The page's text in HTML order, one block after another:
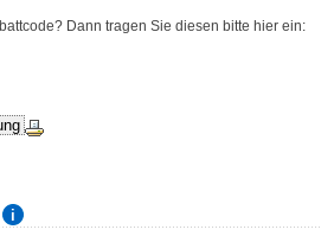
Dann tragen Sie diesen bitte hier ein: